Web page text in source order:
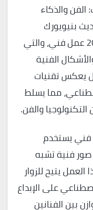
والذكاء
بنيويورك
مجموعة مذهلة من أكثر من 200 عمل فني، والتي
الفنية
يعكس تقنيات
مما يسلط
والفن.
فني يستخدم
صور فنية تشبه
يتيح للزوار
على الإبداع
بين الفنانين